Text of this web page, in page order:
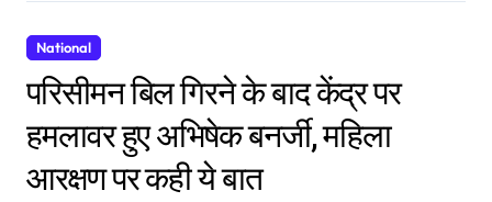
National
परिसीमन बिल गिरने के बाद केंद्र पर
हमलावर हुए अभिषेक बनर्जी, महिला
आरक्षण पर कही ये बात